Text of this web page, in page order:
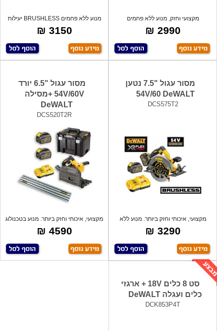
מקצועי וחזק, מנוע ללא פחמים
BRUSHLESS שמ
2990 ₪
מנוע ללא פחמים BRUSHLESS יעילות
פעולה ג
3150 ₪
מסור עגול "7.5 נטען
54V/60 DeWALT
DCS575T2
מקצועי, איכותי וחזק ביותר. מנוע ללא
פחמי
3290 ₪
מסור עגול "6.5 יורד
54V/60V +מסילה
DeWALT
DCS520T2R
מקצועי, איכותי וחזק ביותר. מנוע בטכנולוג
4590 ₪
סט 8 כלים 18V + ארגזי
כלים ועגלה DeWALT
DCK853P4T